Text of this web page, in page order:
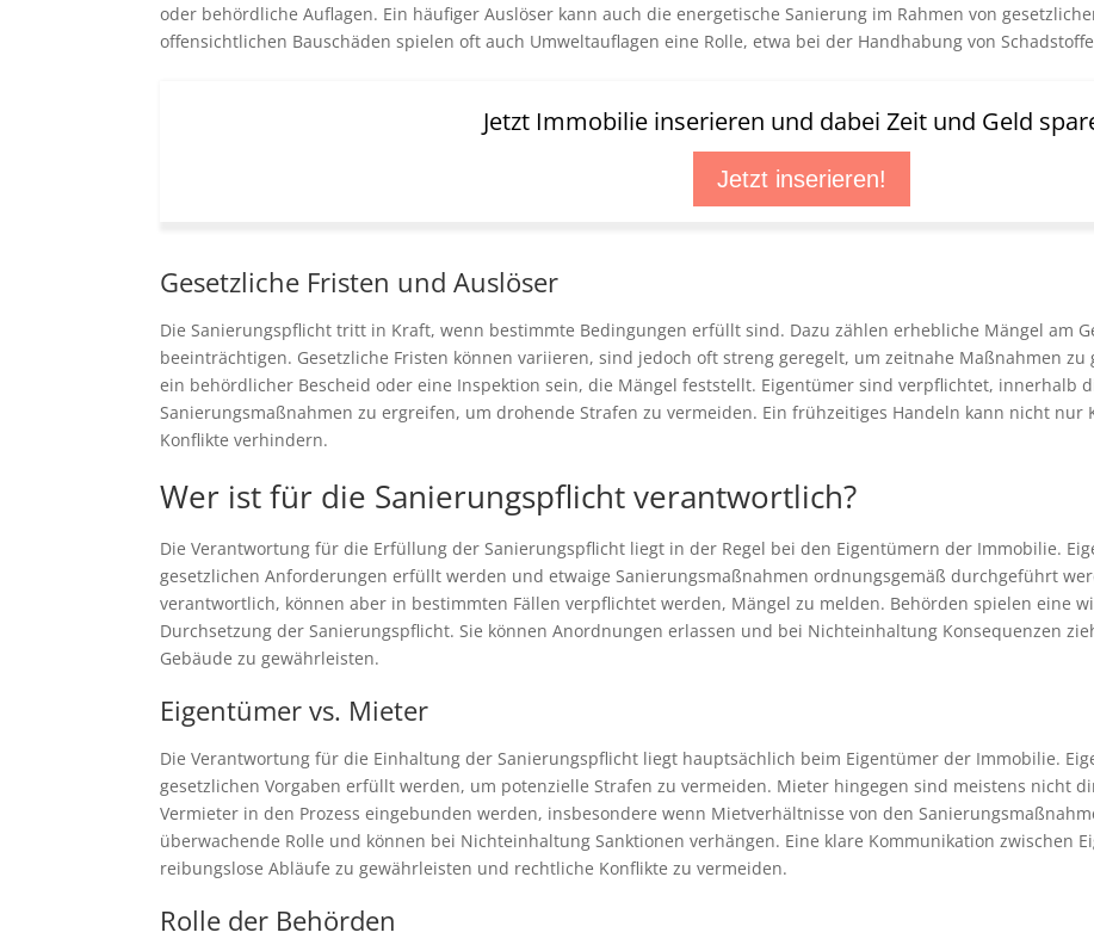
oder behördliche Auflagen. Ein häufiger Auslöser kann auch die energetische Sanierung im Rahmen von
offensichtlichen Bauschäden spielen oft auch Umweltauflagen eine Rolle, etwa bei der Handhabung von
Jetzt Immobilie inserieren und dabei Zeit und Geld
Jetzt inserieren!
Gesetzliche Fristen und Auslöser
Die Sanierungspflicht tritt in Kraft, wenn bestimmte Bedingungen erfüllt sind. Dazu zählen erhebliche Mängel am
beeinträchtigen. Gesetzliche Fristen können variieren, sind jedoch oft streng geregelt, um zeitnahe Maßnahmen
ein behördlicher Bescheid oder eine Inspektion sein, die Mängel feststellt. Eigentümer sind verpflichtet, innerhalb
Sanierungsmaßnahmen zu ergreifen, um drohende Strafen zu vermeiden. Ein frühzeitiges Handeln kann nicht nur
Konflikte verhindern.
Wer ist für die Sanierungspflicht verantwortlich?
Die Verantwortung für die Erfüllung der Sanierungspflicht liegt in der Regel bei den Eigentümern der Immobilie.
gesetzlichen Anforderungen erfüllt werden und etwaige Sanierungsmaßnahmen ordnungsgemäß durchgeführt
verantwortlich, können aber in bestimmten Fällen verpflichtet werden, Mängel zu melden. Behörden spielen eine
Durchsetzung der Sanierungspflicht. Sie können Anordnungen erlassen und bei Nichteinhaltung Konsequenzen
Gebäude zu gewährleisten.
Eigentümer vs. Mieter
Die Verantwortung für die Einhaltung der Sanierungspflicht liegt hauptsächlich beim Eigentümer der Immobilie.
gesetzlichen Vorgaben erfüllt werden, um potenzielle Strafen zu vermeiden. Mieter hingegen sind meistens nicht
Vermieter in den Prozess eingebunden werden, insbesondere wenn Mietverhältnisse von den
überwachende Rolle und können bei Nichteinhaltung Sanktionen verhängen. Eine klare Kommunikation zwischen
reibungslose Abläufe zu gewährleisten und rechtliche Konflikte zu vermeiden.
Rolle der Behörden